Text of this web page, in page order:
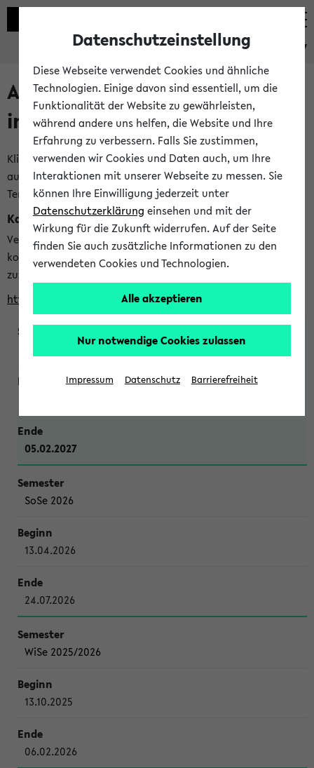
eKVV
Alle veröffentlichten Semester
im eKVV
Klicken Sie auf das Semester, welches Sie für Ihre Sitzung
auswählen möchten. Bitte beachten Sie auch die weiteren
Termine imKalender der Lehrplanung
Kalenderintegration
Verwenden Sie die folgende Adresse, um mit einer
kompatiblen Kalenderanwendung auf die Vorlesungszeiten
zuzugreifen (nähere Informationen
finden Sie hier
https://ekvv.uni-bielefeld.de/ws/calendar?vz
WiSe 2026/2027
05.02.2027
SoSe 2026
13.04.2026
24.07.2026
WiSe 2025/2026
13.10.2025
06.02.2026
Datenschutzeinstellung
Diese Webseite verwendet Cookies und ähnliche
Technologien. Einige davon sind essentiell, um die
Funktionalität der Website zu gewährleisten,
während andere uns helfen, die Website und Ihre
Erfahrung zu verbessern. Falls Sie zustimmen,
verwenden wir Cookies und Daten auch, um Ihre
Interaktionen mit unserer Webseite zu messen. Sie
können Ihre Einwilligung jederzeit unter
Datenschutzerklärung einsehen und mit der
Wirkung für die Zukunft widerrufen. Auf der Seite
finden Sie auch zusätzliche Informationen zu den
verwendeten Cookies und Technologien.
Alle akzeptieren
Nur notwendige Cookies zulassen
Impressum Datenschutz Barrierefreiheit